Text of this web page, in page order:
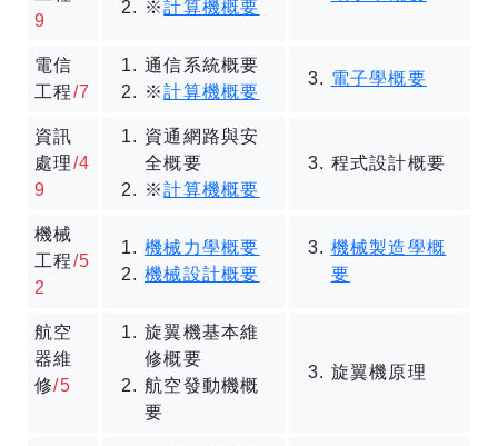
9
※計算機概要
電信
工程/7
通信系統概要
※計算機概要
電子學概要
資訊
處理/4
9
資通網路與安
全概要
※計算機概要
程式設計概要
機械
工程/5
2
機械力學概要
機械設計概要
機械製造學概
要
航空
器維
修/5
旋翼機基本維
修概要
航空發動機概
要
旋翼機原理